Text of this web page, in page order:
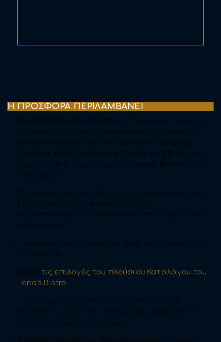
Η ΠΡΟΣΦΟΡΑ ΠΕΡΙΛΑΜΒΑΝΕΙ
Κερδίζετε Έκπτωση 20% με τη Δωροεπιταγή του
bestofdeals.gr για να απολαύστε με ελεύθερη
επιλογή από τον πλούσιο κατάλογο Snacks,
Σαλάτες, Cafe, Ροφήματα, Γλυκά και Ποτά, στο
παριζιάνικης ατμόσφαιρας « Lena’s Bistro» στα
Λαδάδικα!
Το τελικό ποσό της αξίας της παραγγελίας σας –
έπειτα από την έκπτωση 20% της
Δωροεπιταγής- το καταβάλετε στο ταμείο της
επιχείρησης.
Η Δωροεπιταγή ισχύει για όλες τις επιλογές του
καταλόγου.
Δείτε τις επιλογές του πλούσιου Καταλάγου του
Lena’s Bistro
Η επιχείρηση δέχεται τη Δωροεπιταγή με
επίδειξη της είτε σε ηλεκτρονική μορφή (από το
κινητό σας) είτε εκτυπωμένη.